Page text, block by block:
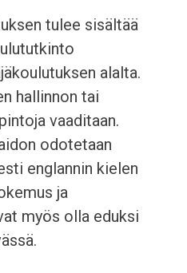
tulee sisältää
alalta.
hallinnon tai
vaaditaan.
odotetaan
englannin kielen
ja
myös olla eduksi